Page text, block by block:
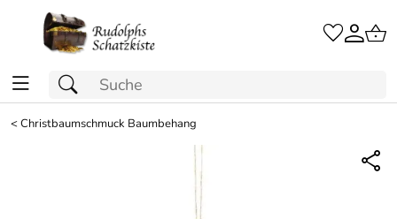
<Christbaumschmuck Baumbehang